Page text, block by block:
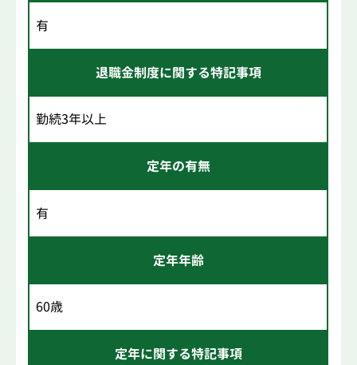
有
退職金制度に関する特記事項
勤続3年以上
定年の有無
有
定年年齢
60歳
定年に関する特記事項